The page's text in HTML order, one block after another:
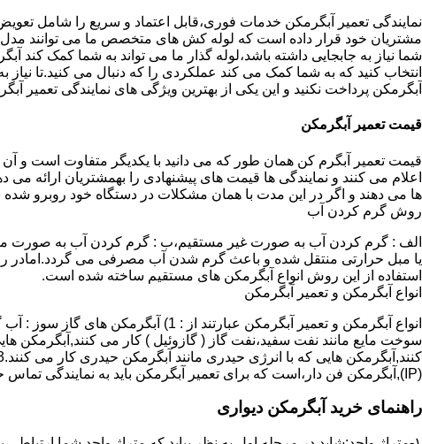
نمایندگی تعمیر آبگرمکن خدمات فوری،قابل اعتماد و سریع را شامل
مشتریان خود قرار داده است که لوله کش های متخصص ما می توانند مدل
شما نیاز به جابجایی داشته باشد،لوله گذار ما می تواند به شما کمک
انتخاب کنید که به شما کمک می کند عملکردی را که دنبال می کنید.تا نیاز
آبگرمکن پرداخت نکنید و این یکی از بهترین ویژگی های نمایندگی تعمیر
قیمت تعمیر آبگرمکن
قیمت تعمیر آبگرم کن همان طور که می دانید با یکدیگر متفاوت است و
اعلام می کنند و نمایندگی ها قیمت های پیشنهادی را بهمشتریان ارائه
ها می دهند و اگر در این مدت با همان مشکلات در دستگاه خود روبرو
روش گرم کردن آب
الف : گرم کردن آب به صورت غیر مستقیم،ب : گرم کردن آب به صورت
یا مبل حرارتی منتقل شده و باعث گرم شدن آب مصرفی می گردد.امادر
استفاده از این روش انواع آبگرمکن های مستقیم ساخته شده است.
انواع آبگرمکن و تعمیر آبگرمکن
سوخت مایع مانند نفت سفید،نفت گاز ( گازوئیل ) کار می کنند,آبگرمکن
(IP),آبگرمکن فن دار،است که برای تعمیر آبگرمکن باید به نمایندگی تماس حاصل فرمایید.
راهنمای خرید آبگرمکن دیواری